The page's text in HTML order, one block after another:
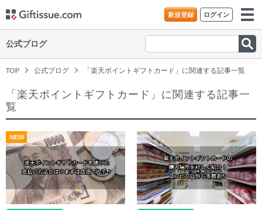
新規登録 ログイン
公式ブログ
TOP 公式ブログ 「楽天ポイントギフトカード」に関連する記事一覧
「楽天ポイントギフトカード」に関連する記事一
覧
NEW